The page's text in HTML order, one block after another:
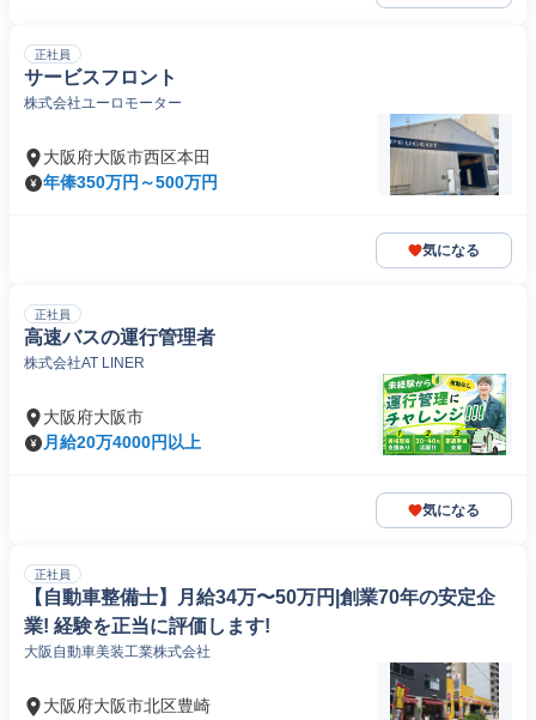
正社員
サービスフロント
株式会社ユーロモーター
大阪府大阪市西区本田
年俸350万円～500万円
気になる
正社員
高速バスの運行管理者
株式会社AT LINER
大阪府大阪市
月給20万4000円以上
気になる
正社員
【自動車整備士】月給34万〜50万円|創業70年の安定企
業! 経験を正当に評価します!
大阪自動車美装工業株式会社
大阪府大阪市北区豊崎